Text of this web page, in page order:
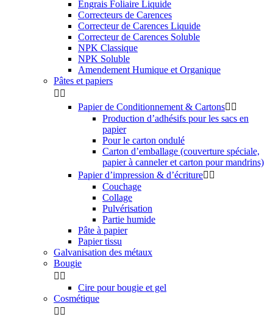
Engrais Foliaire Liquide
Correcteurs de Carences
Correcteur de Carences Liquide
Correcteur de Carences Soluble
NPK Classique
NPK Soluble
Amendement Humique et Organique
Pâtes et papiers
 
Papier de Conditionnement & Cartons 
Production d’adhésifs pour les sacs en
papier
Pour le carton ondulé
Carton d’emballage (couverture spéciale,
papier à canneler et carton pour mandrins)
Papier d’impression & d’écriture 
Couchage
Collage
Pulvérisation
Partie humide
Pâte à papier
Papier tissu
Galvanisation des métaux
Bougie
 
Cire pour bougie et gel
Cosmétique
 